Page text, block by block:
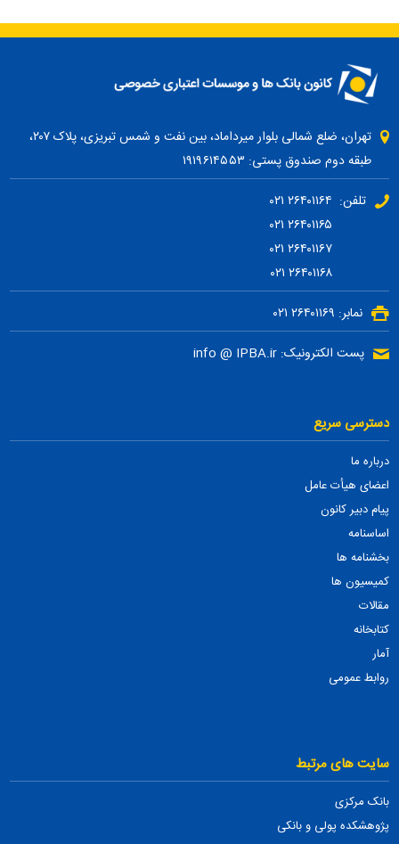
تهران، ضلع شمالی بلوار میرداماد، بین نفت و شمس تبریزی، پلاک ۲۰۷،
طبقه دوم صندوق پستی: ۱۹۱۹۶۱۴۵۵۳
تلفن: ۲۶۴۰۱۱۶۴ ۰۲۱
۲۶۴۰۱۱۶۷ ۰۲۱
۲۶۴۰۱۱۶۸ ۰۲۱
نمابر: ۲۶۴۰۱۱۶۹ ۰۲۱
پست الکترونیک: info @ IPBA.ir
دسترسی سریع
درباره ما
اعضای هیأت عامل
پیام دبیر کانون
اساسنامه
بخشنامه ها
کمیسیون ها
مقالات
کتابخانه
آمار
روابط عمومی
سایت های مرتبط
بانک مرکزی
پژوهشکده پولی و بانکی